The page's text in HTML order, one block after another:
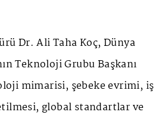
Dr. Ali Taha Koç, Dünya
Teknoloji Grubu Başkanı
mimarisi, şebeke evrimi, iş
global standartlar ve